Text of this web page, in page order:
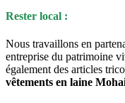
Rester local :
Nous travaillons en
entreprise du patrimoine
également des articles
vêtements en laine